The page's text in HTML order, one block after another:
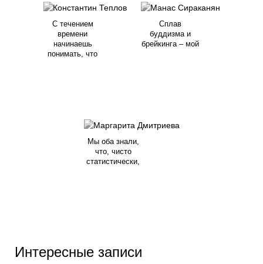
С течением
времени
начинаешь
понимать, что
Сплав
буддизма и
брейкинга – мой
Мы оба знали,
что, чисто
статистически,
Интересные записи